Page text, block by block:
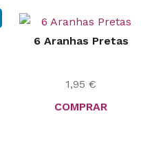
6 Aranhas Pretas
1,95 €
COMPRAR